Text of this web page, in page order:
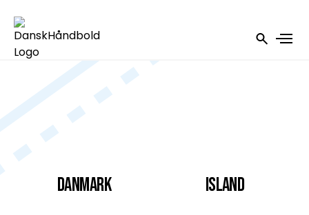
DANMARK Island